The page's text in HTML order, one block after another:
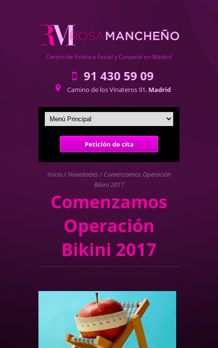
Centro de Estética Facial y Corporal en Madrid
91 430 59 09
Camino de los Vinateros 91, Madrid
Petición de cita
Inicio/Novedades/Comenzamos Operación
Bikini 2017
Comenzamos
Operación
Bikini 2017